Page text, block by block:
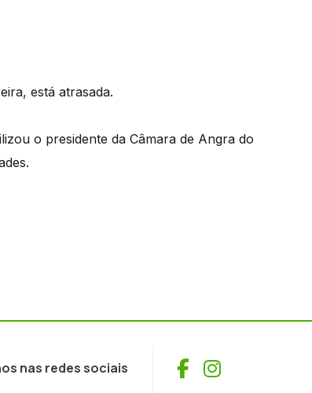
está atrasada.
o presidente da Câmara de Angra do
nas redes sociais Facebook
Instagram